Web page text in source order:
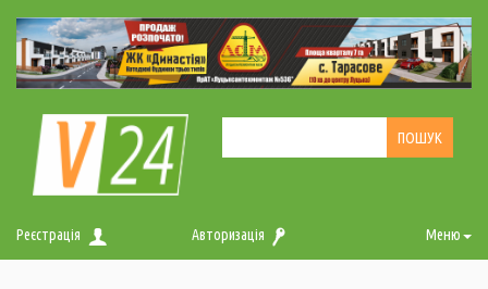
Реєстрація Авторизація Меню